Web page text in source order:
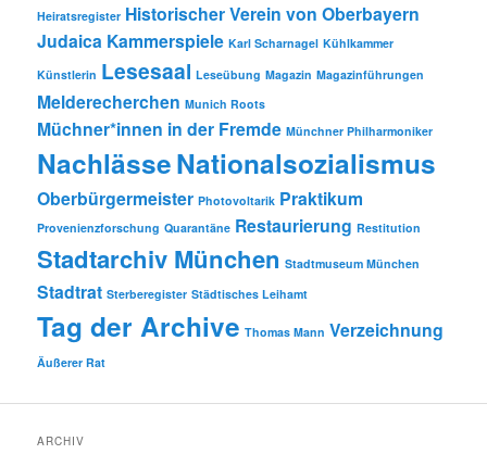
Heiratsregister Historischer Verein von Oberbayern
Judaica Kammerspiele Karl Scharnagel Kühlkammer
Künstlerin Lesesaal Leseübung Magazin Magazinführungen
Melderecherchen Munich Roots
Müchner*innen in der Fremde Münchner Philharmoniker
NachlässeNationalsozialismus
Oberbürgermeister Photovoltarik Praktikum
Provenienzforschung Quarantäne Restaurierung Restitution
Stadtarchiv München Stadtmuseum München
Stadtrat Sterberegister Städtisches Leihamt
Tag der Archive Thomas Mann Verzeichnung
Äußerer Rat
ARCHIV